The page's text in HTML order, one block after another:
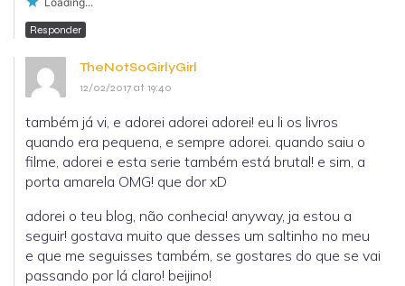
Responder
TheNotSoGirlyGirl
12/02/2017 at 19:40
também já vi, e adorei adorei adorei! eu li os livros
quando era pequena, e sempre adorei. quando saiu o
filme, adorei e esta serie também está brutal! e sim, a
porta amarela OMG! que dor xD
adorei o teu blog, não conhecia! anyway, ja estou a
seguir! gostava muito que desses um saltinho no meu
e que me seguisses também, se gostares do que se vai
passando por lá claro! beijino!